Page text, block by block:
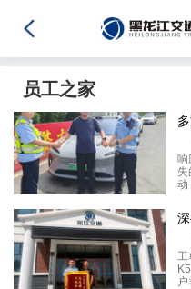
员工之家
响
失
动
东
知
工